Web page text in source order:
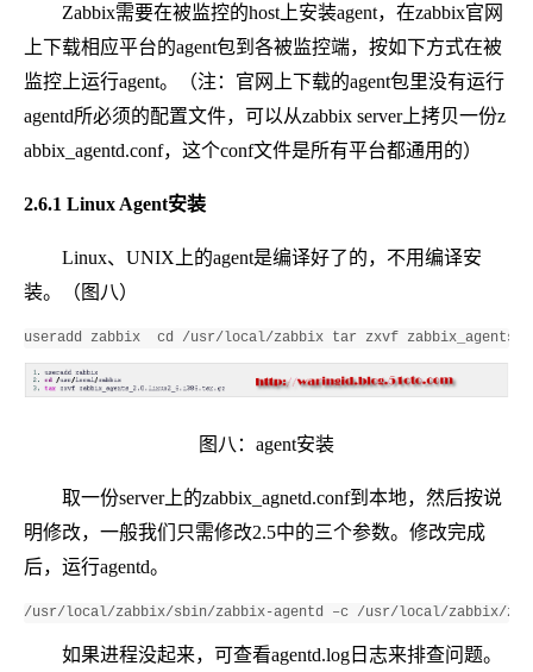
Zabbix需要在被监控的host上安装agent，在zabbix官网
上下载相应平台的agent包到各被监控端，按如下方式在被
监控上运行agent。（注：官网上下载的agent包里没有运行
agentd所必须的配置文件，可以从zabbix server上拷贝一份z
abbix_agentd.conf，这个conf文件是所有平台都通用的）
2.6.1 Linux Agent安装
Linux、UNIX上的agent是编译好了的，不用编译安
装。（图八）
useradd zabbix  cd /usr/local/zabbix tar zxvf
图八：agent安装
取一份server上的zabbix_agnetd.conf到本地，然后按说
明修改，一般我们只需修改2.5中的三个参数。修改完成
后，运行agentd。
/usr/local/zabbix/sbin/zabbix-agentd –c /usr/local/zabbix/
如果进程没起来，可查看agentd.log日志来排查问题。